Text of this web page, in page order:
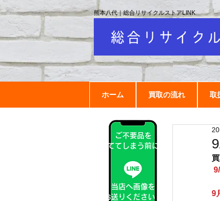
ホーム 買取の流れ 取
熊本八代｜総合リサイクルストアLINK
9
ご不要品を
捨ててしまう前に！
当店へ画像を
お送りください！